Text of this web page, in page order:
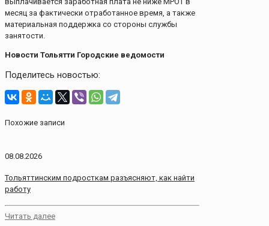
месяц за фактически отработанное время, а также
материальная поддержка со стороны службы
занятости.
Новости Тольятти Городские ведомости
Поделитесь новостью:
Похожие записи
08.08.2026
Тольяттинским подросткам разъясняют, как найти
работу
Читать далее